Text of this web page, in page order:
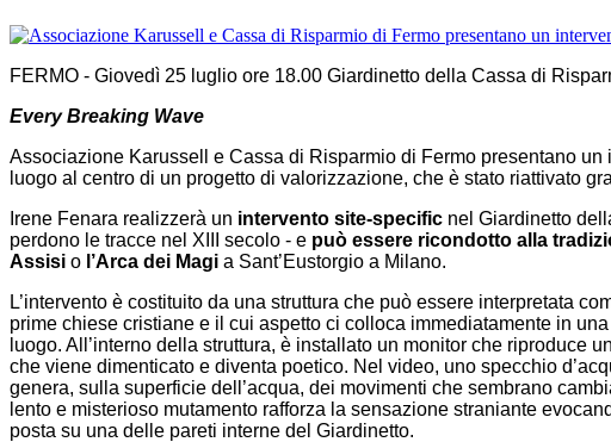
FERMO - Giovedì 25 luglio ore 18.00 Giardinetto della Cassa di
Every Breaking Wave
Associazione Karussell e Cassa di Risparmio di Fermo presentano
luogo al centro di un progetto di valorizzazione, che è stato riattivato
Irene Fenara realizzerà un intervento site-specific nel Giardinetto
perdono le tracce nel XIII secolo - e può essere ricondotto alla
Assisi o l’Arca dei Magi a Sant’Eustorgio a Milano.
L’intervento è costituito da una struttura che può essere interpretata
prime chiese cristiane e il cui aspetto ci colloca immediatamente in
luogo. All’interno della struttura, è installato un monitor che riproduce
che viene dimenticato e diventa poetico. Nel video, uno specchio
genera, sulla superficie dell’acqua, dei movimenti che sembrano
lento e misterioso mutamento rafforza la sensazione straniante
posta su una delle pareti interne del Giardinetto.